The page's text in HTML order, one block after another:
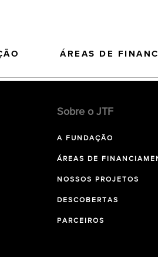
ÁREAS DE
Sobre o JTF
A FUNDAÇÃO
ÁREAS DE
NOSSOS PROJETOS
DESCOBERTAS
PARCEIROS